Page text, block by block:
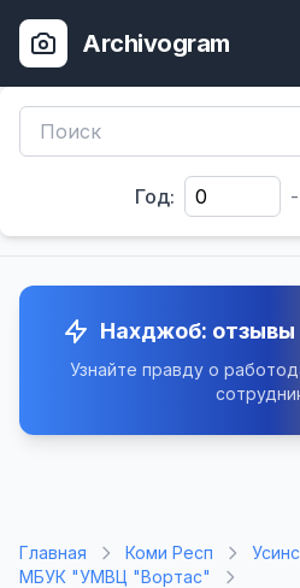
Archivogram
Год: -
Нахджоб: отзывы
Узнайте правду о
Главная Коми Респ
МБУК "УМВЦ "Вортас"